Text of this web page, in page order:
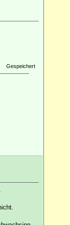
Gespeichert